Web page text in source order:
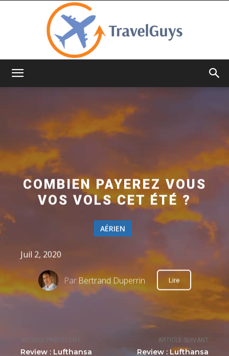
ARTICLE PRÉCÉDENT
Review : Lufthansa
ARTICLE SUIVANT
Review : Lufthansa
COMBIEN PAYEREZ VOUS
VOS VOLS CET ÉTÉ ?
AÉRIEN
Juil 2, 2020
Par Bertrand Duperrin Lire